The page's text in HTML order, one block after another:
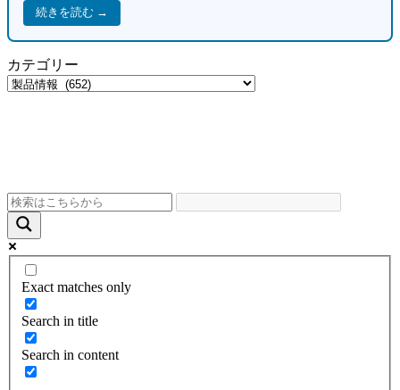
続きを読む →
カテゴリー
Exact matches only
Search in title
Search in content